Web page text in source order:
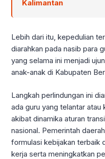
Kalimantan
Lebih dari itu, kepedulian
diarahkan pada nasib para
yang selama ini menjadi
anak-anak di Kabupaten
Langkah perlindungan ini
ada guru yang telantar atau
akibat dinamika aturan
nasional. Pemerintah
formulasi kebijakan terbaik
kerja serta meningkatkan